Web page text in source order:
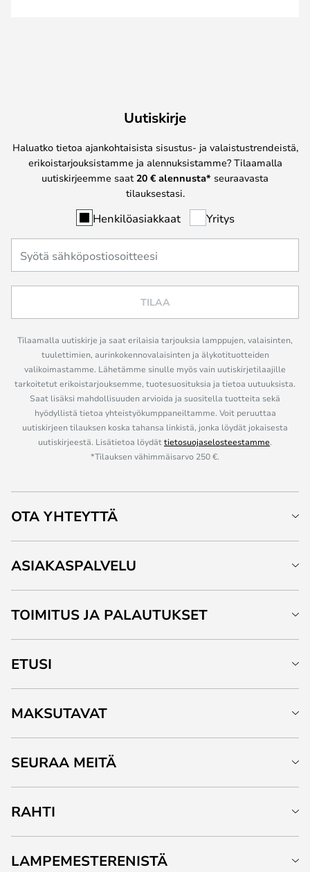
Uutiskirje
Haluatko tietoa ajankohtaisista sisustus- ja valaistustrendeistä,
erikoistarjouksistamme ja alennuksistamme? Tilaamalla
uutiskirjeemme saat 20 € alennusta* seuraavasta
tilauksestasi.
Henkilöasiakkaat Yritys
TILAA
Tilaamalla uutiskirje ja saat erilaisia tarjouksia lamppujen, valaisinten,
tuulettimien, aurinkokennovalaisinten ja älykotituotteiden
valikoimastamme. Lähetämme sinulle myös vain uutiskirjetilaajille
tarkoitetut erikoistarjouksemme, tuotesuosituksia ja tietoa uutuuksista.
Saat lisäksi mahdollisuuden arvioida ja suositella tuotteita sekä
hyödyllistä tietoa yhteistyökumppaneiltamme. Voit peruuttaa
uutiskirjeen tilauksen koska tahansa linkistä, jonka löydät jokaisesta
uutiskirjeestä. Lisätietoa löydättietosuojaselosteestamme.
*Tilauksen vähimmäisarvo 250 €.
OTA YHTEYTTÄ
ASIAKASPALVELU
TOIMITUS JA PALAUTUKSET
ETUSI
MAKSUTAVAT
SEURAA MEITÄ
RAHTI
LAMPEMESTERENISTÄ